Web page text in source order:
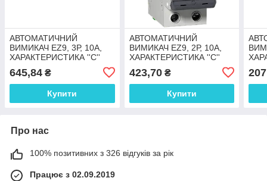
АВТОМАТИЧНИЙ
ВИМИКАЧ EZ9, 3Р, 10А,
ХАРАКТЕРИСТИКА ''С''
645,84 ₴
Купити
АВТОМАТИЧНИЙ
ВИМИКАЧ EZ9, 2Р, 10А,
ХАРАКТЕРИСТИКА ''С''
423,70₴
Купити
Про нас
100% позитивних з 326 відгуків за рік
Працює з 02.09.2019